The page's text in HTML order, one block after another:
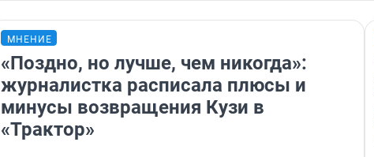
МНЕНИЕ
«Поздно, но лучше, чем никогда»:
журналистка расписала плюсы и
минусы возвращения Кузи в
«Трактор»